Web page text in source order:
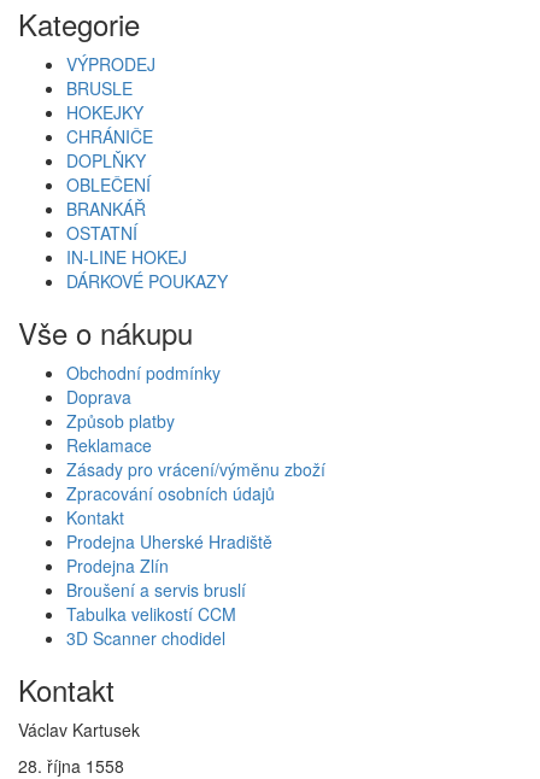
Kategorie
VÝPRODEJ
BRUSLE
HOKEJKY
CHRÁNIČE
DOPLŇKY
OBLEČENÍ
BRANKÁŘ
OSTATNÍ
IN-LINE HOKEJ
DÁRKOVÉ POUKAZY
Vše o nákupu
Obchodní podmínky
Doprava
Způsob platby
Reklamace
Zásady pro vrácení/výměnu zboží
Zpracování osobních údajů
Kontakt
Prodejna Uherské Hradiště
Prodejna Zlín
Broušení a servis bruslí
Tabulka velikostí CCM
3D Scanner chodidel
Kontakt
Václav Kartusek
28. října 1558